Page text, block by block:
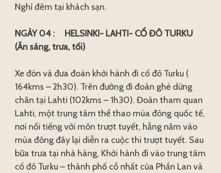
Nghỉ đêm tại khách sạn.
NGÀY 04 : HELSINKI- LAHTI- CỐ ĐÔ TURKU
(Ăn sáng, trưa, tối)
Xe đón và đưa đoàn khởi hành đi cố đô Turku (
164kms – 2h30). Trên đường đi đoàn ghé dừng
chân tại Lahti (102kms – 1h30). Đoàn tham quan
Lahti, một trung tâm thể thao mùa đông quốc tế,
nơi nổi tiếng với môn trượt tuyết, hằng năm vào
mùa đông đây lại diễn ra cuộc thi trượt tuyết. Sau
bữa trưa tại nhà hàng, Khởi hành đi vào trung tâm
cố đô Turku – thành phố cổ nhất của Phần Lan và